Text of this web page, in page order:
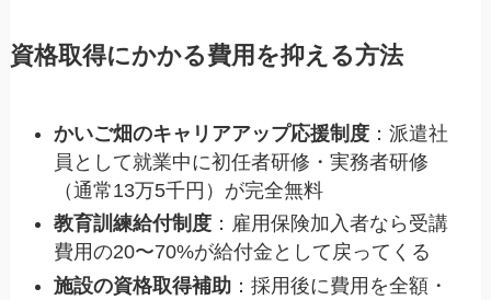
資格取得にかかる費用を抑える方法
かいご畑のキャリアアップ応援制度 ：派遣社
員として就業中に初任者研修・実務者研修
（通常13万5千円）が完全無料
教育訓練給付制度 ：雇用保険加入者なら受講
費用の20〜70%が給付金として戻ってくる
施設の資格取得補助 ：採用後に費用を全額・